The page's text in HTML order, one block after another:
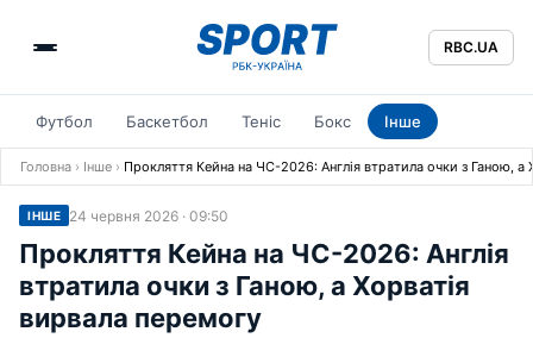
RBC.UA
Футбол Баскетбол Теніс Бокс Інше
Головна › Інше › Прокляття Кейна на ЧС-2026: Англія втратила очки з Ганою, а
ІНШЕ 24 червня 2026 · 09:50
Прокляття Кейна на ЧС-2026: Англія
втратила очки з Ганою, а Хорватія
вирвала перемогу